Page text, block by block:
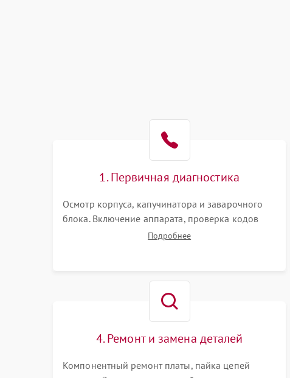
1. Первичная диагностика
Осмотр корпуса, капучинатора и заварочного
блока. Включение аппарата, проверка кодов
ошибок и индикации. Оценка работы помпы,
Подробнее
4. Ремонт и замена деталей
Компонентный ремонт платы, пайка цепей